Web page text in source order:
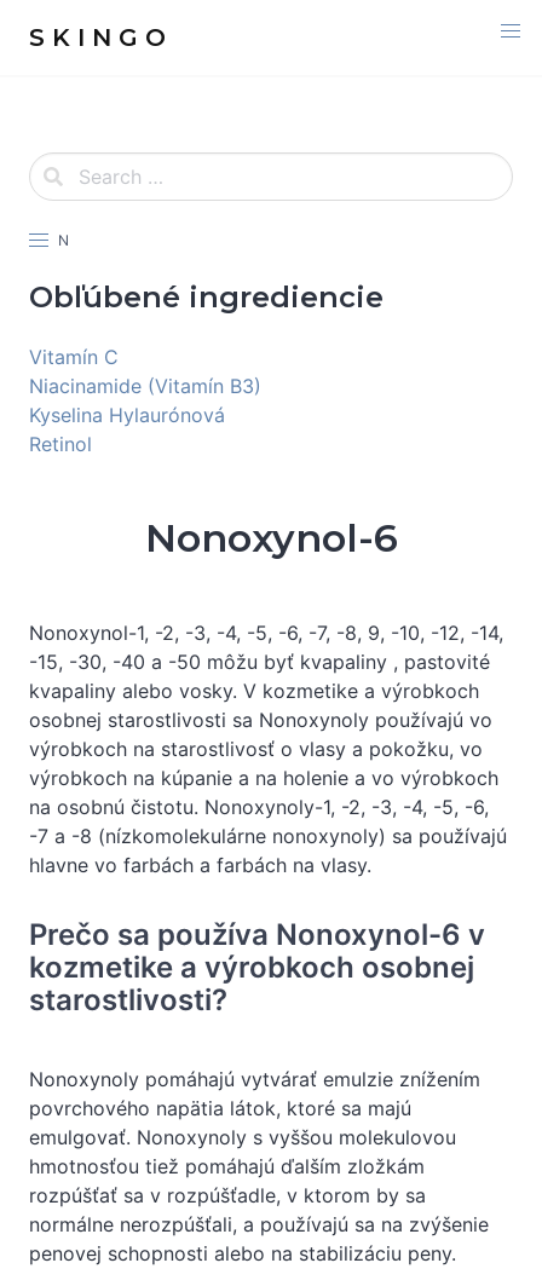
S K I N G O
N
Obľúbené ingrediencie
Vitamín C
Niacinamide (Vitamín B3)
Kyselina Hylaurónová
Retinol
Nonoxynol-6
Nonoxynol-1, -2, -3, -4, -5, -6, -7, -8, 9, -10, -12, -14,
-15, -30, -40 a -50 môžu byť kvapaliny , pastovité
kvapaliny alebo vosky. V kozmetike a výrobkoch
osobnej starostlivosti sa Nonoxynoly používajú vo
výrobkoch na starostlivosť o vlasy a pokožku, vo
výrobkoch na kúpanie a na holenie a vo výrobkoch
na osobnú čistotu. Nonoxynoly-1, -2, -3, -4, -5, -6,
-7 a -8 (nízkomolekulárne nonoxynoly) sa používajú
hlavne vo farbách a farbách na vlasy.
Prečo sa používa Nonoxynol-6 v
kozmetike a výrobkoch osobnej
starostlivosti?
Nonoxynoly pomáhajú vytvárať emulzie znížením
povrchového napätia látok, ktoré sa majú
emulgovať. Nonoxynoly s vyššou molekulovou
hmotnosťou tiež pomáhajú ďalším zložkám
rozpúšťať sa v rozpúšťadle, v ktorom by sa
normálne nerozpúšťali, a používajú sa na zvýšenie
penovej schopnosti alebo na stabilizáciu peny.